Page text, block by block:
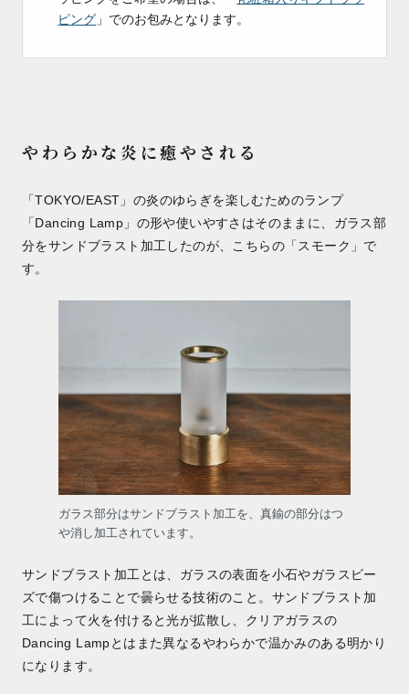
ピング 」でのお包みとなります。
やわらかな炎に癒やされる
「TOKYO/EAST」の炎のゆらぎを楽しむためのランプ
「Dancing Lamp」の形や使いやすさはそのままに、ガラス部
分をサンドブラスト加工したのが、こちらの「スモーク」で
す。
ガラス部分はサンドブラスト加工を、真鍮の部分はつ
や消し加工されています。
サンドブラスト加工とは、ガラスの表面を小石やガラスビー
ズで傷つけることで曇らせる技術のこと。サンドブラスト加
工によって火を付けると光が拡散し、クリアガラスの
Dancing Lampとはまた異なるやわらかで温かみのある明かり
になります。